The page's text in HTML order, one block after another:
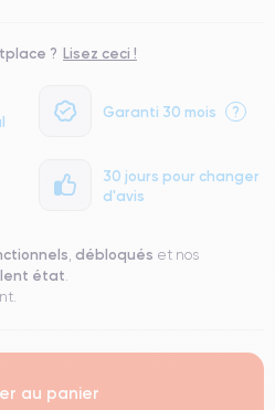
Garanti 30 mois ?
30 jours pour changer
d'avis
? Lisez ceci !
, débloqués et nos
état.
au panier